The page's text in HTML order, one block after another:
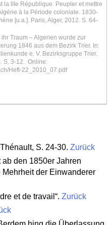
la IIIe République. Peupler et mettre
à la Période coloniale. 1830-
[u.a.]. Paris, Alger, 2012. S. 64-
Traum – Algerien wurde zur
1846 aus dem Bezirk Trier. In:
e. V. Bezirksgruppe Trier.
S. 3-12.
Online:
Heft-22_2010_07.pdf
S. 24-30. Zurück
den 1850er Jahren
der Einwanderer
et de travail“. Zurück